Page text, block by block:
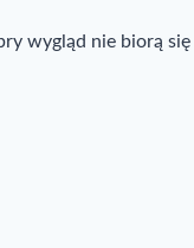
wygląd nie biorą się